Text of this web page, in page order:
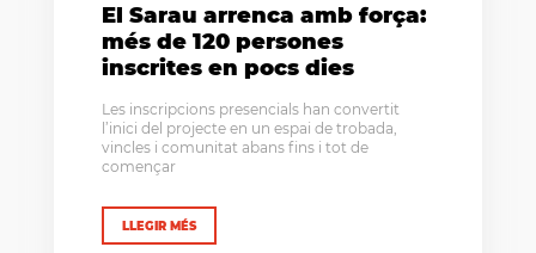
El Sarau arrenca amb força:
més de 120 persones
inscrites en pocs dies
Les inscripcions presencials han convertit
l’inici del projecte en un espai de trobada,
vincles i comunitat abans fins i tot de
començar
LLEGIR MÉS